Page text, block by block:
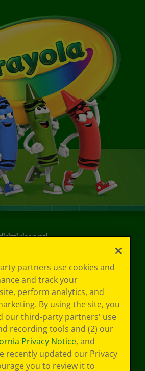
riservati.
partners use cookies and
and track your
perform analytics, and
By using the site, you
our third-party partners' use
recording tools and (2) our
Privacy Notice, and
recently updated our Privacy
you to review it to